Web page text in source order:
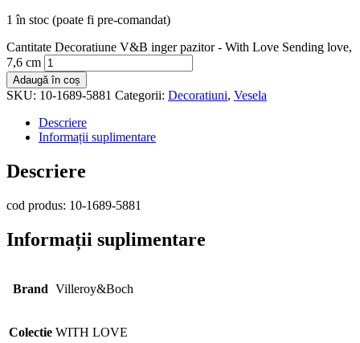
1 în stoc (poate fi pre-comandat)
Cantitate Decoratiune V&B inger pazitor - With Love Sending love,
7,6 cm
Adaugă în coș
SKU: 10-1689-5881 Categorii: Decoratiuni, Vesela
Descriere
Informații suplimentare
Descriere
cod produs: 10-1689-5881
Informații suplimentare
Brand Villeroy&Boch
Colectie WITH LOVE